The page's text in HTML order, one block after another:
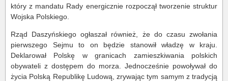
który z mandatu Rady energicznie rozpoczął tworzenie struktur
Wojska Polskiego.
Rząd Daszyńskiego ogłaszał również, że do czasu zwołania
pierwszego Sejmu to on będzie stanowił władzę w kraju.
Deklarował Polskę w granicach zamieszkiwania polskich
obywateli z dostępem do morza. Jednocześnie powoływał do
życia Polską Republikę Ludową, zrywając tym samym z tradycją